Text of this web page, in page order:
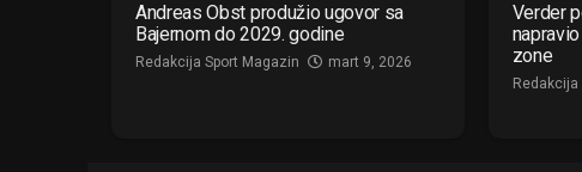
Andreas Obst produžio ugovor sa
Bajernom do 2029. godine
Redakcija Sport Magazin mart 9, 2026
Verder
zone